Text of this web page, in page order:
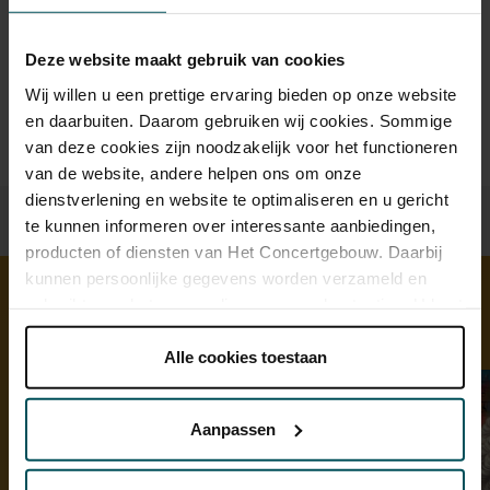
Deze website maakt gebruik van cookies
Wij willen u een prettige ervaring bieden op onze website
en daarbuiten. Daarom gebruiken wij cookies. Sommige
van deze cookies zijn noodzakelijk voor het functioneren
van de website, andere helpen ons om onze
dienstverlening en website te optimaliseren en u gericht
te kunnen informeren over interessante aanbiedingen,
producten of diensten van Het Concertgebouw. Daarbij
kunnen persoonlijke gegevens worden verzameld en
onder 'aanpassen' zelf welke cookies wij mogen
Lees onze cookieverklaring hier. Lees onze
Via decookieverklaringop onze website kunt u uw
Alle cookies toestaan
Aanpassen
u rolstoelplaatsen bestellen? Mail naar
kassa@concertgebouw.nl of bel de Concertgebouwlijn op
020 – 671 83 45.
Ontdek meer